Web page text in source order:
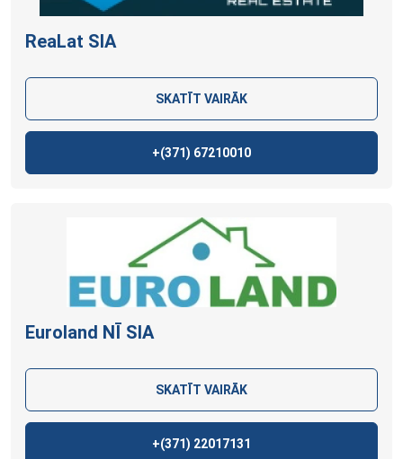
ReaLat SIA
SKATĪT VAIRĀK
+(371) 67210010
Euroland NĪ SIA
SKATĪT VAIRĀK
+(371) 22017131